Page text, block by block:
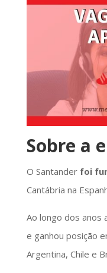
Sobre a
O Santander foi
Cantábria na
Ao longo dos anos
e ganhou posição
Argentina, Chile e